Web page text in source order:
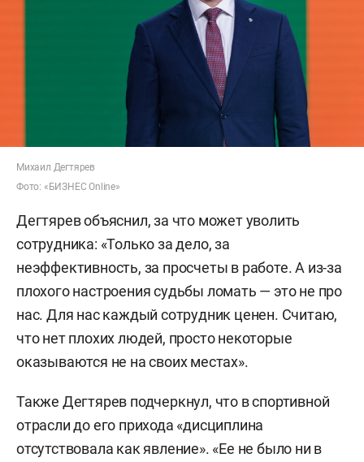
Михаил Дегтярев
Фото: «БИЗНЕС Online»
Дегтярев объяснил, за что может уволить
сотрудника: «Только за дело, за
неэффективность, за просчеты в работе. А из-за
плохого настроения судьбы ломать — это не про
нас. Для нас каждый сотрудник ценен. Считаю,
что нет плохих людей, просто некоторые
оказываются не на своих местах».
Также Дегтярев подчеркнул, что в спортивной
отрасли до его прихода «дисциплина
отсутствовала как явление». «Ее не было ни в